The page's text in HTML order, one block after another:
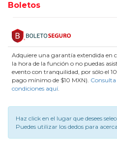
Boletos
Adquiere una garantía extendida en
la hora de la función o no puedas
evento con tranquilidad, por sólo el
pago mínimo de $10 MXN).
condiciones aquí.
Haz click en el lugar que desees
Puedes utilizar los dedos para